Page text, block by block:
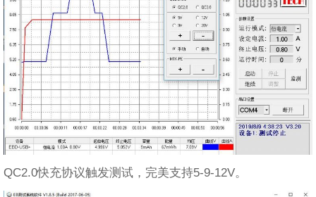
QC2.0快充协议触发测试，完美支持5-9-12V。